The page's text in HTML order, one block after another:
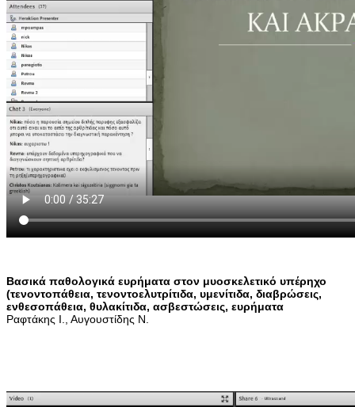
Βασικά παθολογικά ευρήματα στον μυοσκελετικό υπέρηχο
(τενοντοπάθεια, τενοντοελυτρίτιδα, υμενίτιδα, διαβρώσεις,
ενθεσοπάθεια, θυλακίτιδα, ασβεστώσεις, ευρήματα
Ραφτάκης Ι., Αυγουστίδης Ν.